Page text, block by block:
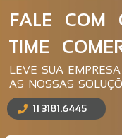
FALE COM
TIME
LEVE SUA
AS NOSSAS
11 3181.6445